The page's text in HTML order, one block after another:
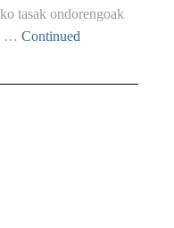
tasak ondorengoak
… Continued